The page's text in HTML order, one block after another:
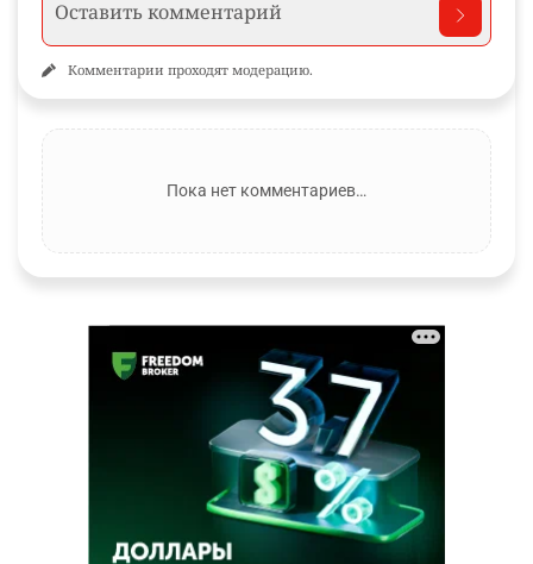
Комментарии проходят модерацию.
Пока нет комментариев…